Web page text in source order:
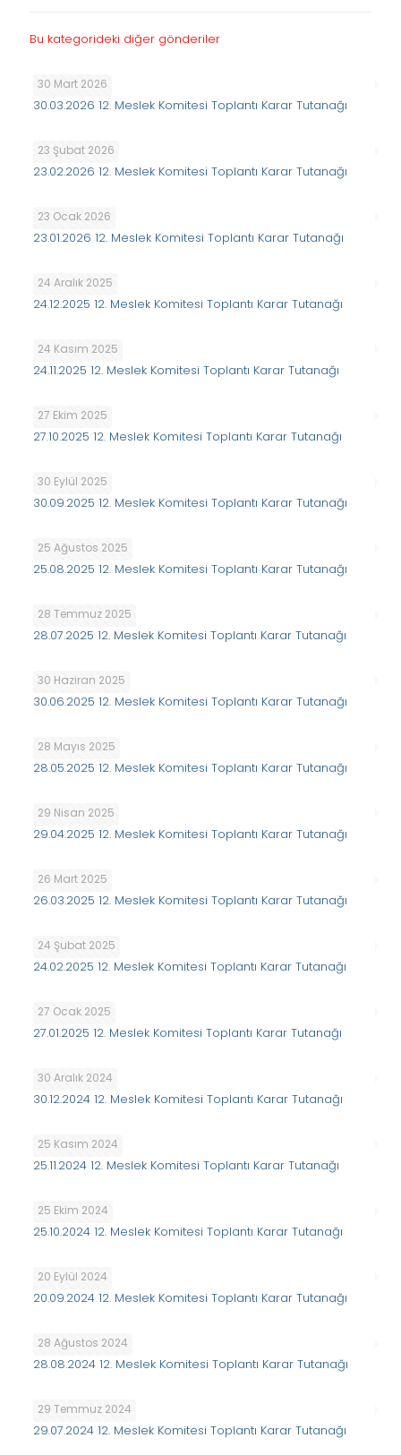
Bu kategorideki diğer gönderiler
30 Mart 2026
30.03.2026 12. Meslek Komitesi Toplantı Karar Tutanağı
23 Şubat 2026
23.02.2026 12. Meslek Komitesi Toplantı Karar Tutanağı
23 Ocak 2026
23.01.2026 12. Meslek Komitesi Toplantı Karar Tutanağı
24 Aralık 2025
24.12.2025 12. Meslek Komitesi Toplantı Karar Tutanağı
24 Kasım 2025
24.11.2025 12. Meslek Komitesi Toplantı Karar Tutanağı
27 Ekim 2025
27.10.2025 12. Meslek Komitesi Toplantı Karar Tutanağı
30 Eylül 2025
30.09.2025 12. Meslek Komitesi Toplantı Karar Tutanağı
25 Ağustos 2025
25.08.2025 12. Meslek Komitesi Toplantı Karar Tutanağı
28 Temmuz 2025
28.07.2025 12. Meslek Komitesi Toplantı Karar Tutanağı
30 Haziran 2025
30.06.2025 12. Meslek Komitesi Toplantı Karar Tutanağı
28 Mayıs 2025
28.05.2025 12. Meslek Komitesi Toplantı Karar Tutanağı
29 Nisan 2025
29.04.2025 12. Meslek Komitesi Toplantı Karar Tutanağı
26 Mart 2025
26.03.2025 12. Meslek Komitesi Toplantı Karar Tutanağı
24 Şubat 2025
24.02.2025 12. Meslek Komitesi Toplantı Karar Tutanağı
27 Ocak 2025
27.01.2025 12. Meslek Komitesi Toplantı Karar Tutanağı
30 Aralık 2024
30.12.2024 12. Meslek Komitesi Toplantı Karar Tutanağı
25 Kasım 2024
25.11.2024 12. Meslek Komitesi Toplantı Karar Tutanağı
25 Ekim 2024
25.10.2024 12. Meslek Komitesi Toplantı Karar Tutanağı
20 Eylül 2024
20.09.2024 12. Meslek Komitesi Toplantı Karar Tutanağı
28 Ağustos 2024
28.08.2024 12. Meslek Komitesi Toplantı Karar Tutanağı
29 Temmuz 2024
29.07.2024 12. Meslek Komitesi Toplantı Karar Tutanağı